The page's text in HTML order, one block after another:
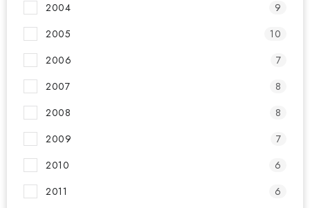
2004
9
2005
10
2006
7
2007
8
2008
8
2009
7
2010
6
2011
6